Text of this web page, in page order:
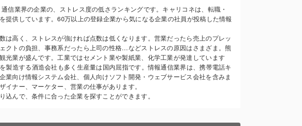
信業界の企業の、ストレス度の低さランキングです。キャリコネは、転職・
提供しています。60万以上の登録企業から気になる企業の社員が投稿した情報
は高く、ストレスが強ければ点数は低くなります。営業だったら売上のプレッ
クトの負担、事務系だったら上司の性格…などストレスの原因はさまざま。熊
光業が盛んです。工業ではセメント業や製紙業、化学工業が発達しています
製造する酒造会社も多く生産量は国内屈指です。情報通信業界は、携帯電話キ
業向け情報システム会社、個人向けソフト開発・ウェブサービス会社を含みま
ナー、マーケター、営業の仕事があります。
んで、条件に合った企業を探すことができます。